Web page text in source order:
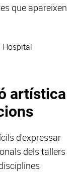
que apareixen
artística
d'expressar
dels tallers